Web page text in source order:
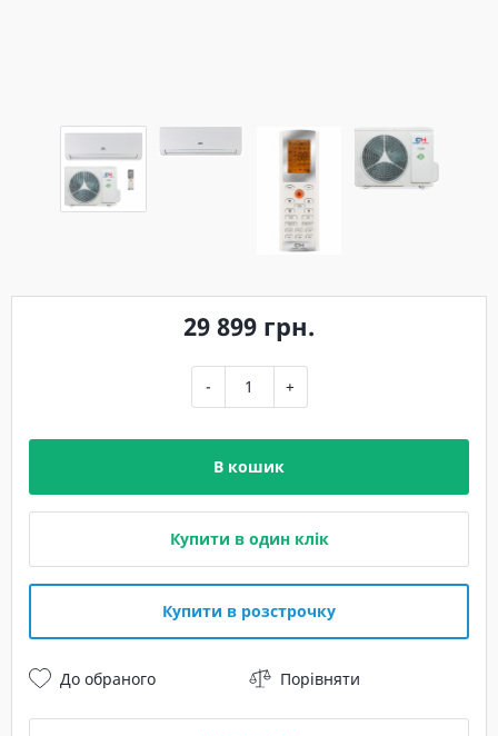
29 899 грн.
- +
В кошик
Купити в один клік
Купити в розстрочку
До обраного Порівняти